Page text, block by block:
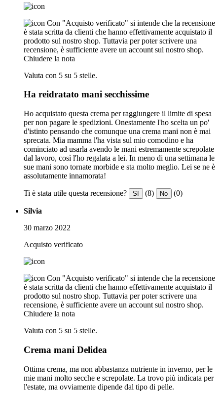
Con "Acquisto verificato" si intende che la recensione
è stata scritta da clienti che hanno effettivamente acquistato il
prodotto sul nostro shop. Tuttavia per poter scrivere una
recensione, è sufficiente avere un account sul nostro shop.
Chiudere la nota
Valuta con 5 su 5 stelle.
Ha reidratato mani secchissime
Ho acquistato questa crema per raggiungere il limite di spesa
per non pagare le spedizioni. Onestamente l'ho scelta un po'
d'istinto pensando che comunque una crema mani non è mai
sprecata. Mia mamma l'ha vista sul mio comodino e ha
cominciato ad usarla avendo le mani estremamente screpolate
dal lavoro, così l'ho regalata a lei. In meno di una settimana le
sue mani sono tornate morbide e sta molto meglio. Lei se ne è
assolutamente innamorata!
Ti è stata utile questa recensione? Sì (8) No (0)
Silvia
30 marzo 2022
Acquisto verificato
Con "Acquisto verificato" si intende che la recensione
è stata scritta da clienti che hanno effettivamente acquistato il
prodotto sul nostro shop. Tuttavia per poter scrivere una
recensione, è sufficiente avere un account sul nostro shop.
Chiudere la nota
Valuta con 5 su 5 stelle.
Crema mani Delidea
Ottima crema, ma non abbastanza nutriente in inverno, per le
mie mani molto secche e screpolate. La trovo più indicata per
l'estate, ma ovviamente dipende dal tipo di pelle.